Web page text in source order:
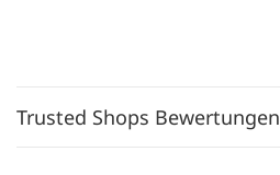
Trusted Shops Bewertungen